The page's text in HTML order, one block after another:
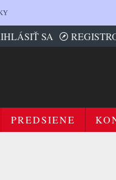
SA
PREDSIENE